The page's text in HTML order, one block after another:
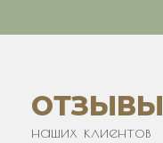
ОТЗЫВЫ
наших клиентов